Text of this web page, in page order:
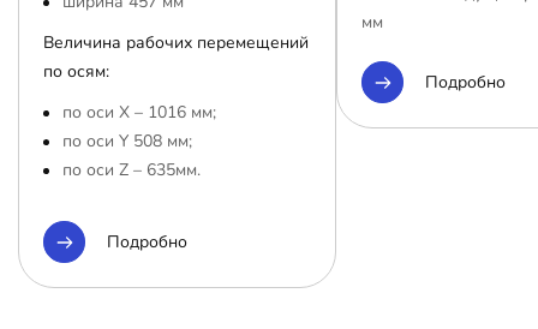
Величина рабочих перемещений
по осям:
по оси Х – 1016 мм;
по оси Y 508 мм;
по оси Z – 635мм.
Подробно
мм
Подробно